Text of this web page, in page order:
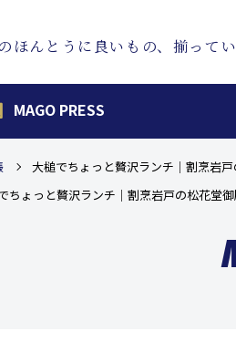
ほんとうに良いもの、揃ってい
MAGO PRESS
大槌でちょっと贅沢ランチ｜割烹岩
ちょっと贅沢ランチ｜割烹岩戸の松花堂